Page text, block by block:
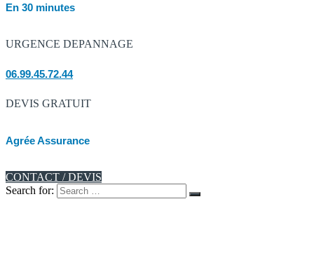
En 30 minutes
URGENCE DEPANNAGE
06.99.45.72.44
DEVIS GRATUIT
Agrée Assurance
CONTACT / DEVIS
Search for: